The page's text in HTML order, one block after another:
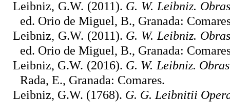
Leibniz, G.W. (2011). G. W. Leibniz.
ed. Orio de Miguel, B., Granada:
Leibniz, G.W. (2011). G. W. Leibniz.
ed. Orio de Miguel, B., Granada:
Leibniz, G.W. (2016). G. W. Leibniz.
Rada, E., Granada: Comares.
Leibniz, G.W. (1768). G. G. Leibnitii